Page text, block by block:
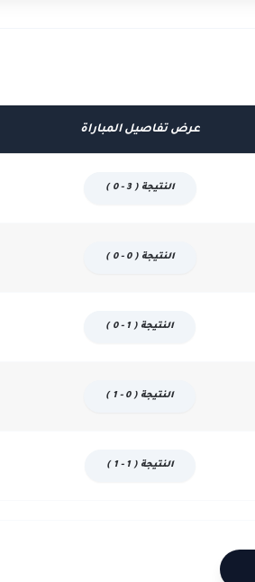
عرض تفاصيل المباراة
النتيجة ( 3 - 0 )
النتيجة ( 0 - 0 )
النتيجة ( 1 - 0 )
النتيجة ( 0 - 1 )
النتيجة ( 1 - 1 )